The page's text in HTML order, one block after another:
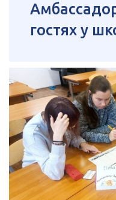
гостях у